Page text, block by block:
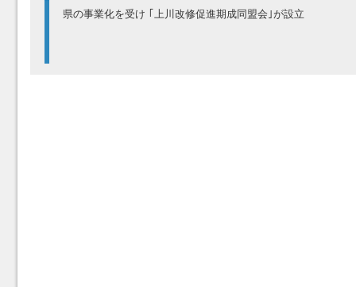
県の事業化を受け ｢上川改修促進期成同盟会｣が設立